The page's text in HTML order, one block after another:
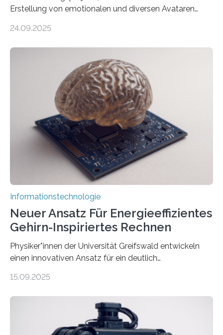
Erstellung von emotionalen und diversen Avataren
Förderung in Höhe von rund 2 Millionen Euro. Dabei
der MindPort GmbH eine neuartige, KI-gestützte
Lösung zur Erzeugung von Emotionen für realistische
Avatare. Gen-AIvatar entwickelt innovative und
kosteneffiziente Methoden, um lebensechte Avatare zu
erstellen. „Besonders wichtig ist uns eine ganzheitliche
Animation, bei der Stimme, Körperbewegung, Gestik
und Mimik im Einklang sind…
24.09.2025
Informationstechnologie
Neuer Ansatz Für Energieeffizientes
Gehirn-Inspiriertes Rechnen
Physiker*innen der Universität Greifswald entwickeln
einen innovativen Ansatz für ein deutlich
Lösungsweg ist inspiriert vom menschlichen Gehirn. Die
stellt die heutige Computertechnik vor
Herausforderungen. Herkömmliche Silizium-
Prozessoren stoßen an ihre Grenzen: Sie verbrauchen
15.09.2025